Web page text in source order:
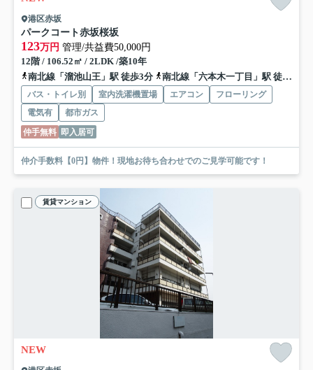
港区赤坂
パークコート赤坂桜坂
123万円 管理/共益費50,000円
12階 / 106.52㎡ / 2LDK /築10年
南北線「溜池山王」駅 徒歩3分
南北線「六本木一丁目」駅 徒歩4分
バス・トイレ別 室内洗濯機置場 エアコン
フローリング
電気有
都市ガス
仲手無料 即入居可
仲介手数料【0円】物件！現地お待ち合わせでのご見学可能です！
賃貸マンション
NEW